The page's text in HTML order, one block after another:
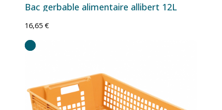
Bac gerbable alimentaire allibert 12L
16,65 €